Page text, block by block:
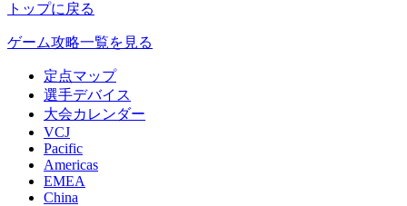
トップに戻る
ゲーム攻略一覧を見る
定点マップ
選手デバイス
大会カレンダー
VCJ
Pacific
Americas
EMEA
China